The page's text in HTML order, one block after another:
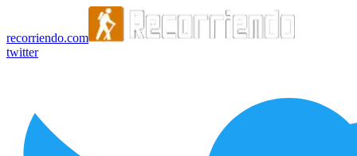
recorriendo.com
twitter